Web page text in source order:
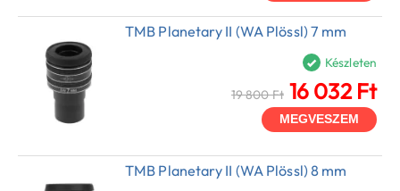
TMB Planetary II (WA Plössl) 7 mm
Készleten
19 800 Ft 16 032 Ft
MEGVESZEM
TMB Planetary II (WA Plössl) 8 mm